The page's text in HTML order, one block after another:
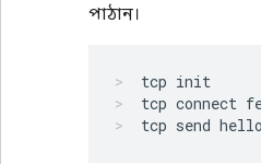
পাঠান।
tcp init
tcp connect
tcp send hello